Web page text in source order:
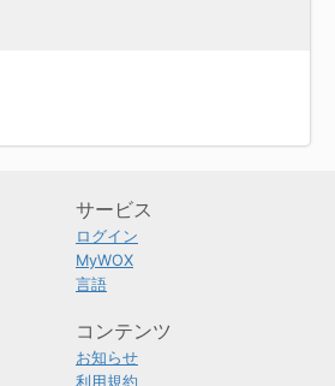
サービス
ログイン
MyWOX
言語
コンテンツ
お知らせ
利用規約